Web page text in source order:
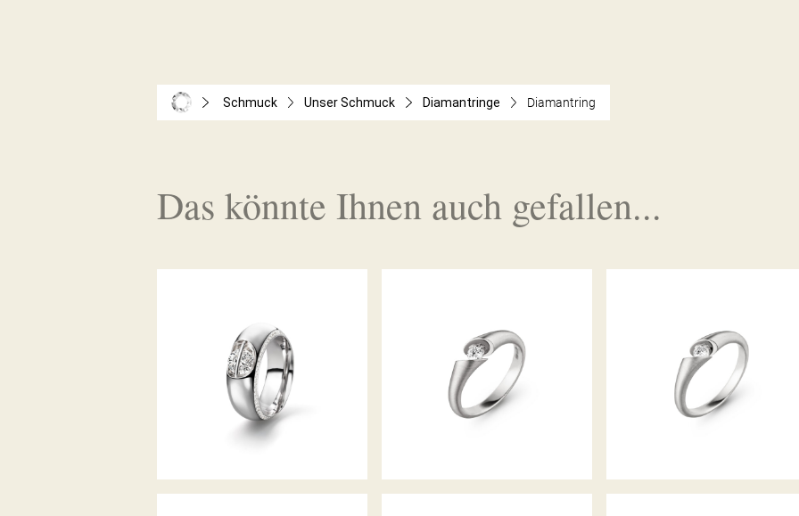
Schmuck Unser Schmuck Diamantringe Diamantring
Das könnte Ihnen auch gefallen...
DIAMANTRING LIBERTÉ RING CALLA RING CALLA